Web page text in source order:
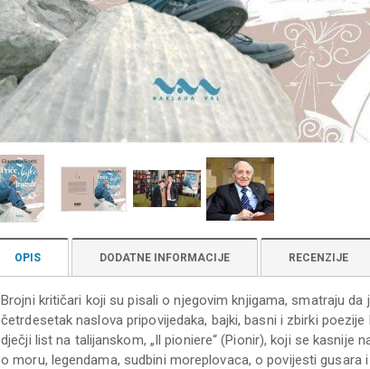
OPIS DODATNE INFORMACIJE RECENZIJE
Brojni kritičari koji su pisali o njegovim knjigama, smatraju
četrdesetak naslova pripovijedaka, bajki, basni i zbirki
dječji list na talijanskom, „Il pioniere“ (Pionir), koji se kasnije
o moru, legendama, sudbini moreplovaca, o povijesti